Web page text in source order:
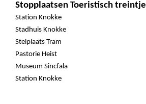
Stopplaatsen Toeristisch treintje
Station Knokke
Stadhuis Knokke
Stelplaats Tram
Pastorie Heist
Museum Sincfala
Station Knokke